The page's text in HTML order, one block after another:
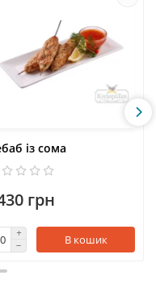
із сома
грн
В кошик